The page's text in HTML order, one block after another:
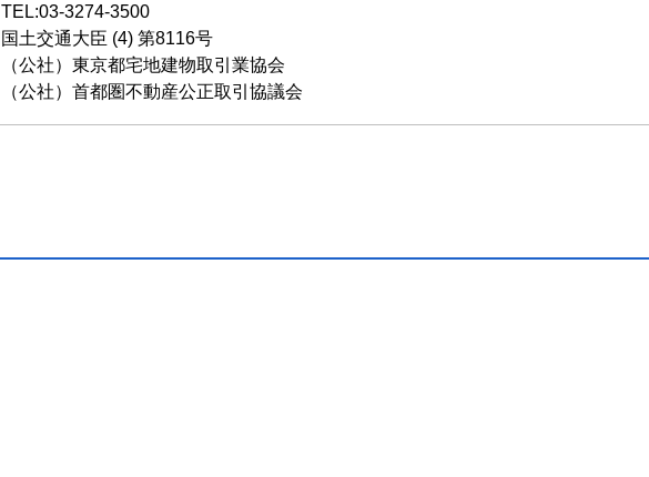
TEL:03-3274-3500
国土交通大臣 (4) 第8116号
（公社）東京都宅地建物取引業協会
（公社）首都圏不動産公正取引協議会